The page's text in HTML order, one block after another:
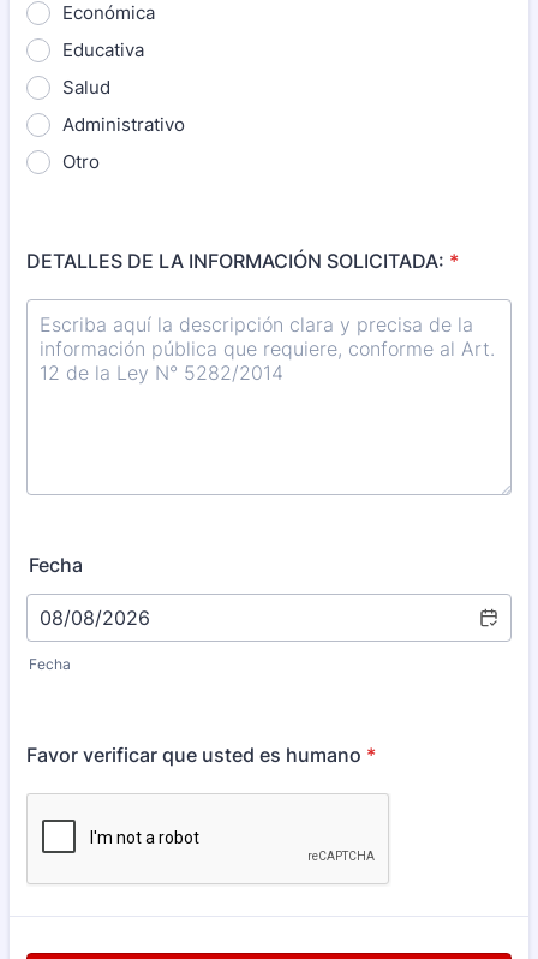
Económica
Educativa
Salud
Administrativo
Otro
DETALLES DE LA INFORMACIÓN SOLICITADA: *
Fecha
Fecha
Favor verificar que usted es humano *